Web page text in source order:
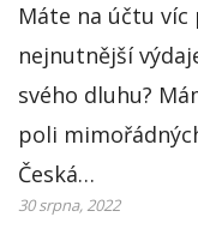
Máte na účtu
nejnutnější
svého dluhu?
poli
Česká…
30 srpna, 2022